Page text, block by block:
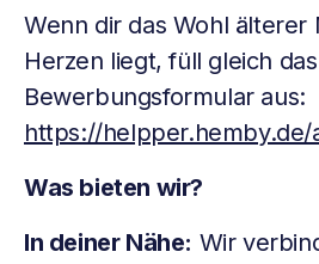
Wenn dir das Wohl älterer
Herzen liegt, füll gleich
Bewerbungsformular aus:
https://helpper.hemby.de/
Was bieten wir?
In deiner Nähe: Wir